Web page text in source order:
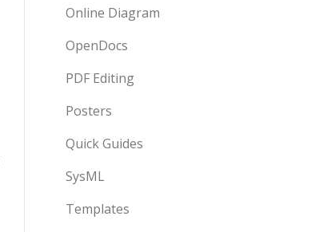
Online Diagram
OpenDocs
PDF Editing
Posters
Quick Guides
SysML
Templates